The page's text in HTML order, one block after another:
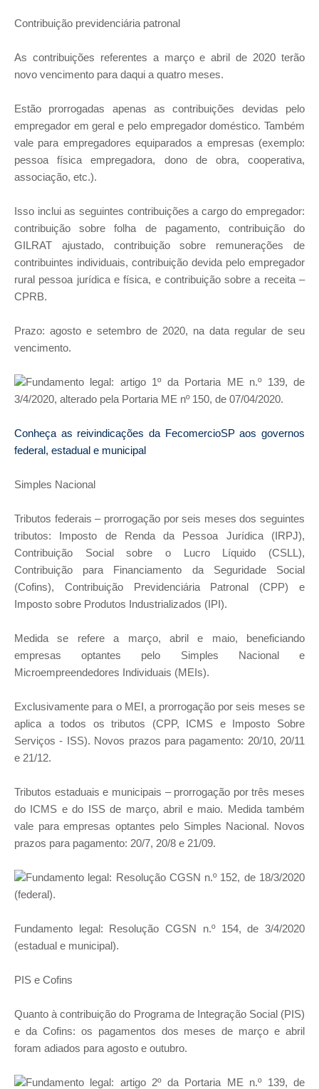
Contribuição previdenciária patronal
As contribuições referentes a março e abril de 2020 terão
novo vencimento para daqui a quatro meses.
Estão prorrogadas apenas as contribuições devidas pelo
empregador em geral e pelo empregador doméstico. Também
vale para empregadores equiparados a empresas (exemplo:
pessoa física empregadora, dono de obra, cooperativa,
associação, etc.).
Isso inclui as seguintes contribuições a cargo do empregador:
contribuição sobre folha de pagamento, contribuição do
GILRAT ajustado, contribuição sobre remunerações de
contribuintes individuais, contribuição devida pelo empregador
rural pessoa jurídica e física, e contribuição sobre a receita –
CPRB.
Prazo: agosto e setembro de 2020, na data regular de seu
vencimento.
Fundamento legal: artigo 1º da Portaria ME n.º 139, de
3/4/2020, alterado pela Portaria ME nº 150, de 07/04/2020.
Conheça as reivindicações da FecomercioSP aos governos
federal, estadual e municipal
Simples Nacional
Tributos federais – prorrogação por seis meses dos seguintes
tributos: Imposto de Renda da Pessoa Jurídica (IRPJ),
Contribuição Social sobre o Lucro Líquido (CSLL),
Contribuição para Financiamento da Seguridade Social
(Cofins), Contribuição Previdenciária Patronal (CPP) e
Imposto sobre Produtos Industrializados (IPI).
Medida se refere a março, abril e maio, beneficiando
empresas optantes pelo Simples Nacional e
Microempreendedores Individuais (MEIs).
Exclusivamente para o MEI, a prorrogação por seis meses se
aplica a todos os tributos (CPP, ICMS e Imposto Sobre
Serviços - ISS). Novos prazos para pagamento: 20/10, 20/11
e 21/12.
Tributos estaduais e municipais – prorrogação por três meses
do ICMS e do ISS de março, abril e maio. Medida também
vale para empresas optantes pelo Simples Nacional. Novos
prazos para pagamento: 20/7, 20/8 e 21/09.
Fundamento legal: Resolução CGSN n.º 152, de 18/3/2020
(federal).
Fundamento legal: Resolução CGSN n.º 154, de 3/4/2020
(estadual e municipal).
PIS e Cofins
Quanto à contribuição do Programa de Integração Social (PIS)
e da Cofins: os pagamentos dos meses de março e abril
foram adiados para agosto e outubro.
Fundamento legal: artigo 2º da Portaria ME n.º 139, de